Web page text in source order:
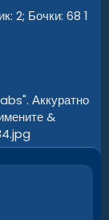
2; Бочки: 68 1
Аккуратно
&